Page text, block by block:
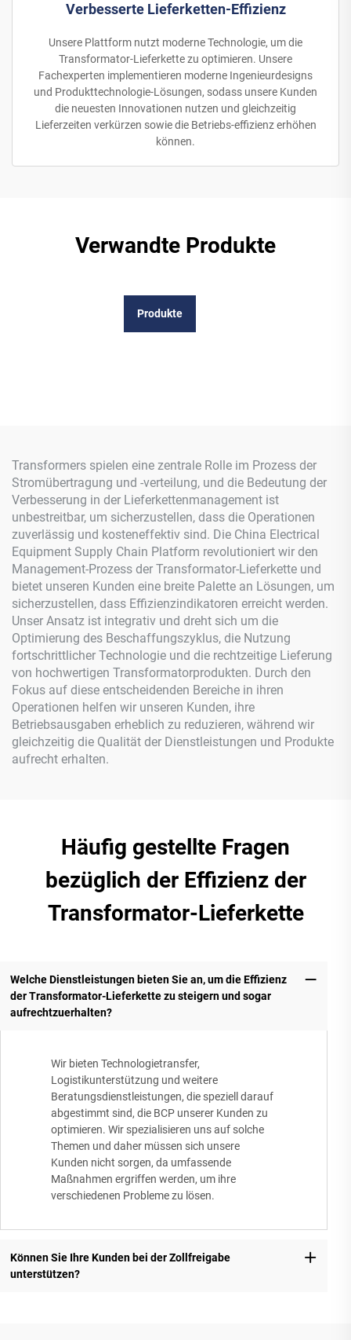
Verbesserte Lieferketten-Effizienz
Unsere Plattform nutzt moderne Technologie, um die
Transformator-Lieferkette zu optimieren. Unsere
Fachexperten implementieren moderne Ingenieurdesigns
und Produkttechnologie-Lösungen, sodass unsere Kunden
die neuesten Innovationen nutzen und gleichzeitig
Lieferzeiten verkürzen sowie die Betriebs-effizienz erhöhen
können.
Verwandte Produkte
Produkte
Transformers spielen eine zentrale Rolle im Prozess der
Stromübertragung und -verteilung, und die Bedeutung der
Verbesserung in der Lieferkettenmanagement ist
unbestreitbar, um sicherzustellen, dass die Operationen
zuverlässig und kosteneffektiv sind. Die China Electrical
Equipment Supply Chain Platform revolutioniert wir den
Management-Prozess der Transformator-Lieferkette und
bietet unseren Kunden eine breite Palette an Lösungen, um
sicherzustellen, dass Effizienzindikatoren erreicht werden.
Unser Ansatz ist integrativ und dreht sich um die
Optimierung des Beschaffungszyklus, die Nutzung
fortschrittlicher Technologie und die rechtzeitige Lieferung
von hochwertigen Transformatorprodukten. Durch den
Fokus auf diese entscheidenden Bereiche in ihren
Operationen helfen wir unseren Kunden, ihre
Betriebsausgaben erheblich zu reduzieren, während wir
gleichzeitig die Qualität der Dienstleistungen und Produkte
aufrecht erhalten.
Häufig gestellte Fragen
bezüglich der Effizienz der
Transformator-Lieferkette
Welche Dienstleistungen bieten Sie an, um die Effizienz
der Transformator-Lieferkette zu steigern und sogar
aufrechtzuerhalten?
Wir bieten Technologietransfer,
Logistikunterstützung und weitere
Beratungsdienstleistungen, die speziell darauf
abgestimmt sind, die BCP unserer Kunden zu
optimieren. Wir spezialisieren uns auf solche
Themen und daher müssen sich unsere
Kunden nicht sorgen, da umfassende
Maßnahmen ergriffen werden, um ihre
verschiedenen Probleme zu lösen.
Können Sie Ihre Kunden bei der Zollfreigabe
unterstützen?